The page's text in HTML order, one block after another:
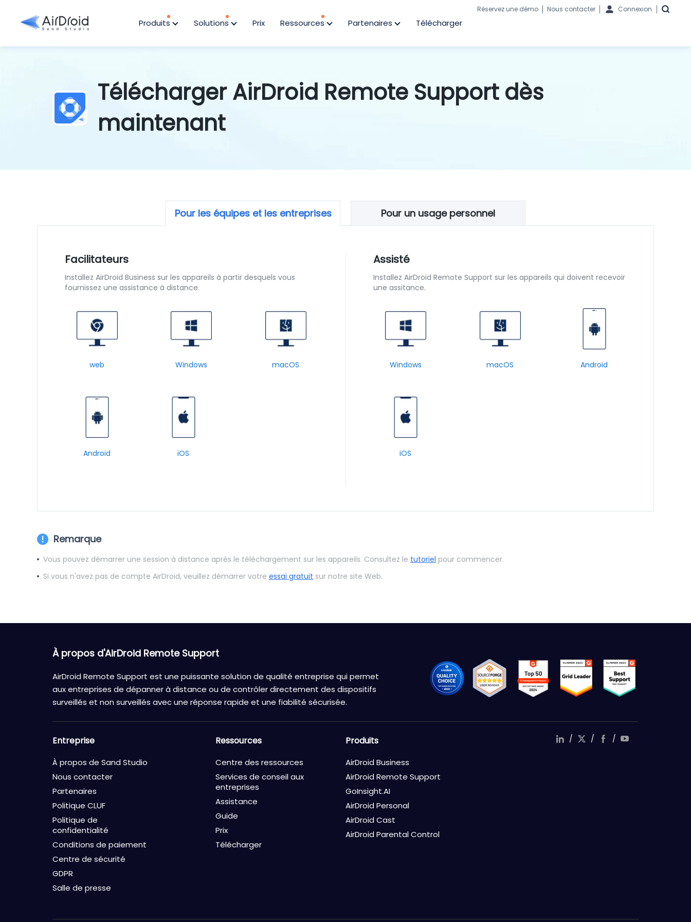
Produits Solutions Prix Ressources Partenaires Télécharger
Réservez une démo Nous contacter Connexion
Télécharger AirDroid Remote Support dès
maintenant
Pour les équipes et les entreprises Pour un usage personnel
Facilitateurs
Installez AirDroid Business sur les appareils à partir desquels vous
fournissez une assistance à distance.
web Windows macOS
Android iOS
Assisté
Installez AirDroid Remote Support sur les appareils qui doivent recevoir
une assitance.
Windows macOS Android
iOS
Remarque
Vous pouvez démarrer une session à distance après le téléchargement sur les appareils. Consultez le tutoriel pour commencer.
Si vous n'avez pas de compte AirDroid, veuillez démarrer votre essai gratuit sur notre site Web.
À propos d'AirDroid Remote Support
AirDroid Remote Support est une puissante solution de qualité entreprise qui permet
aux entreprises de dépanner à distance ou de contrôler directement des dispositifs
surveillés et non surveillés avec une réponse rapide et une fiabilité sécurisée.
Entreprise
À propos de Sand Studio
Nous contacter
Partenaires
Politique CLUF
Politique de
confidentialité
Conditions de paiement
Centre de sécurité
GDPR
Salle de presse
Ressources
Centre des ressources
Services de conseil aux
entreprises
Assistance
Guide
Prix
Télécharger
Produits
AirDroid Business
AirDroid Remote Support
GoInsight.AI
AirDroid Personal
AirDroid Cast
AirDroid Parental Control
/ / /